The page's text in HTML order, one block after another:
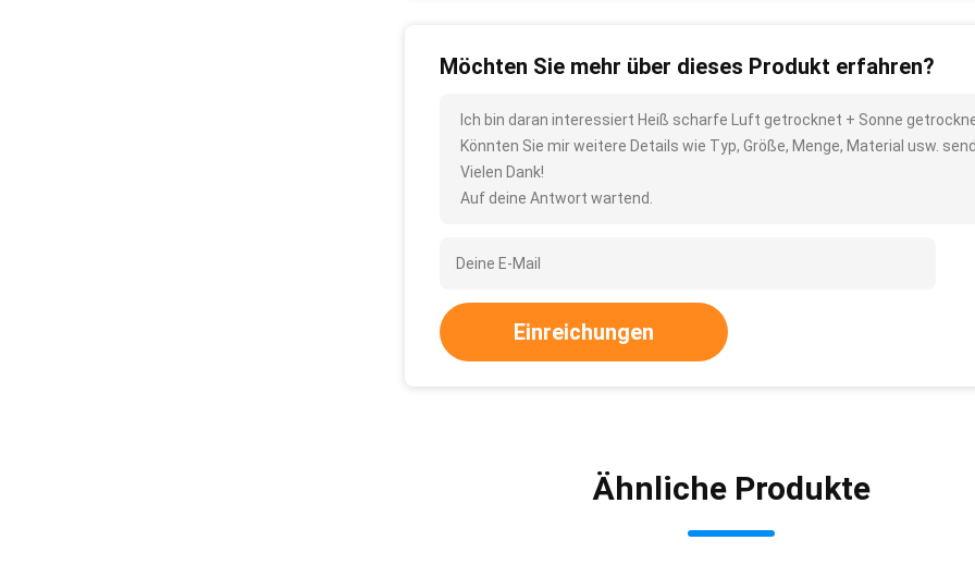
Möchten Sie mehr über dieses Produkt erfahren?
Ich bin daran interessiert Heiß scharfe Luft getrocknet + Sonne
Könnten Sie mir weitere Details wie Typ, Größe, Menge, Material usw.
Vielen Dank!
Auf deine Antwort wartend.
Einreichungen
Ähnliche Produkte